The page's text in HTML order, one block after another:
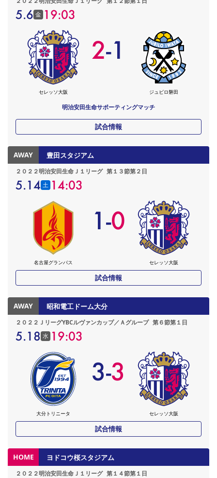
5.6 金 19:03
セレッソ大阪
2-1
ジュビロ磐田
明治安田生命サポーティングマッチ
試合情報
AWAY 豊田スタジアム
２０２２明治安田生命Ｊ１リーグ 第１３節第２日
5.14 土 14:03
名古屋グランパス
1-0
セレッソ大阪
試合情報
AWAY 昭和電工ドーム大分
２０２２ＪリーグYBCルヴァンカップ／Ａグループ 第６節第１日
5.18 水 19:03
大分トリニータ
3-3
セレッソ大阪
試合情報
HOME ヨドコウ桜スタジアム
２０２２明治安田生命Ｊ１リーグ 第１４節第１日